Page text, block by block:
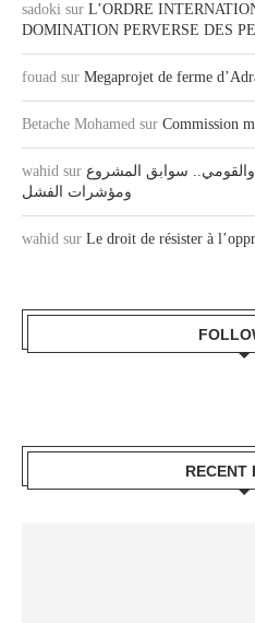
sadoki sur L’ORDRE
DOMINATION PERVERSE DES
fouad sur Megaprojet de ferme
Betache Mohamed sur Commission
wahid sur والقومي.. سوابق المشروع
ومؤشرات الفشل
wahid sur Le droit de résister à
RECENT